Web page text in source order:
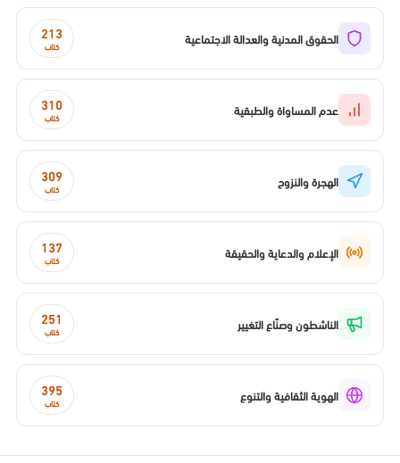
الحقوق المدنية والعدالة الاجتماعية 213
كتاب
عدم المساواة والطبقية 310
كتاب
الهجرة والنزوح 309
كتاب
الإعلام والدعاية والحقيقة 137
كتاب
الناشطون وصنّاع التغيير 251
كتاب
الهوية الثقافية والتنوع 395
كتاب